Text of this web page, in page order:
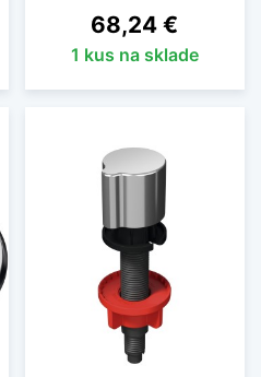
Cena
68,24 €
1 kus na sklade